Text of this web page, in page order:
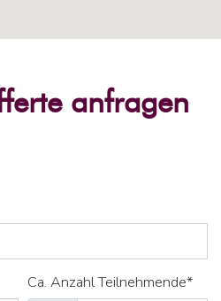
anfragen
Ca. Anzahl Teilnehmende*